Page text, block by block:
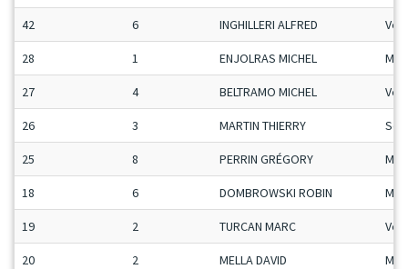
42 6 INGHILLERI ALFRED Vet
28 1 ENJOLRAS MICHEL Mas
27 4 BELTRAMO MICHEL Vet
26 3 MARTIN THIERRY
25 8 PERRIN GRÉGORY
18 6 DOMBROWSKI ROBIN
19 2 TURCAN MARC Vet
20 2 MELLA DAVID